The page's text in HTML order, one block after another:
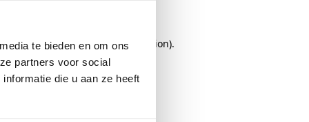
te bieden en om ons
partners voor social
die u aan ze heeft
consolefor more information).